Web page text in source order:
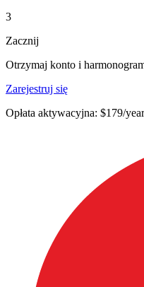
3
Zacznij
Otrzymaj konto i
Zarejestruj się
Opłata aktywacyjna: $179/year